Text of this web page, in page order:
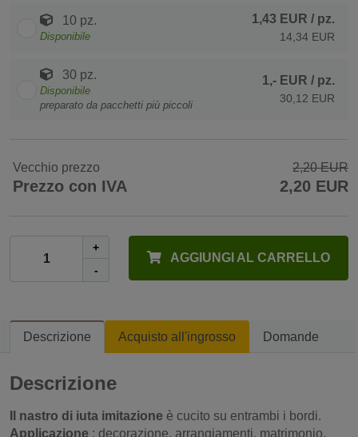
10 pz.
Disponibile
1,43 EUR / pz.
14,34 EUR
30 pz.
Disponibile
preparato da pacchetti più piccoli
1,- EUR / pz.
30,12 EUR
Vecchio prezzo 2,20 EUR
Prezzo con IVA 2,20 EUR
+
-
AGGIUNGI AL CARRELLO
Descrizione Acquisto all'ingrosso Domande
Descrizione
Il nastro di iuta imitazione è cucito su entrambi i bordi.
Applicazione : decorazione, arrangiamenti, matrimonio.